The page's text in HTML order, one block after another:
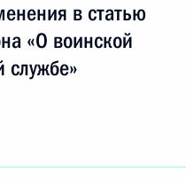
в статью
«О воинской
службе»